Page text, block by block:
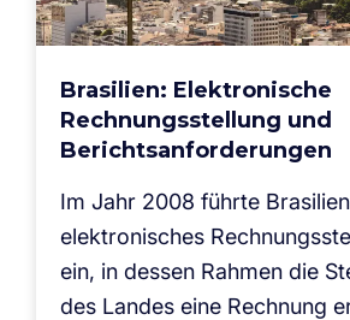
Brasilien: Elektronische
Rechnungsstellung und
Berichtsanforderungen
Im Jahr 2008 führte
elektronisches
ein, in dessen Rahmen die
des Landes eine Rechnung